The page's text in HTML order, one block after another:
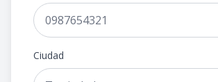
Ciudad